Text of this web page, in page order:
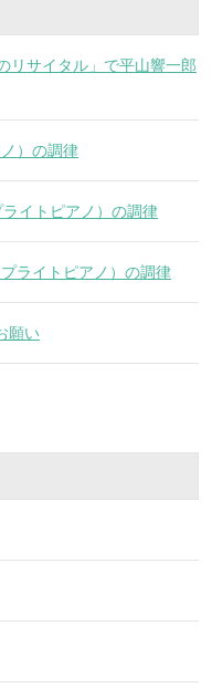
リサイタル」で平山響一郎
）の調律
イトピアノ）の調律
ライトピアノ）の調律
願い